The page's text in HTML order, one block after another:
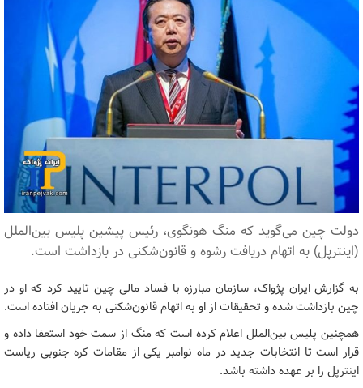
دولت چین می‌گوید که منگ هونگوی، رئیس پیشین پلیس بین‌الملل
(اینترپل) به اتهام دریافت رشوه و قانون‌شکنی در بازداشت است.
به گزارش ایران پژواک، سازمان مبارزه با فساد مالی چین تایید کرد که او در
چین بازداشت شده و تحقیقات از او به اتهام قانون‌شکنی به جریان افتاده است.
همچنین پلیس بین‌الملل اعلام کرده است که منگ از سمت خود استعفا داده و
قرار است تا انتخابات جدید در ماه نوامبر یکی از مقامات کره جنوبی ریاست
اینترپل را بر عهده داشته باشد.